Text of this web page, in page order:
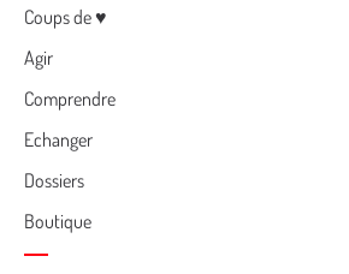
Menu
Coups de ♥
Agir
Comprendre
Echanger
Dossiers
Boutique